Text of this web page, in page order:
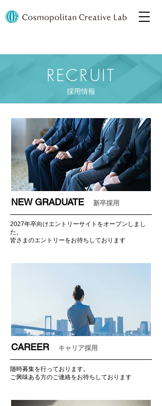
RECRUIT
採用情報
NEW GRADUATE 新卒採用
2027年卒向けエントリーサイトをオープンしまし
た。
皆さまのエントリーをお待ちしております
CAREER キャリア採用
随時募集を行っております。
ご興味ある方のご連絡をお待ちしております